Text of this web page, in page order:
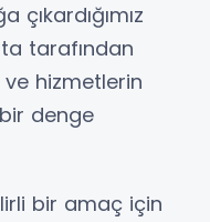
çıkardığımız
tarafından
hizmetlerin
denge
bir amaç için